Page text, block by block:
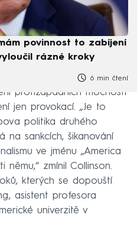
povinnost to zabíjení
rázné kroky
6 min čtení
protizápadních mocností
jen provokací. „Je to
politika druhého
na sankcích, šikanování
ve jménu „America
zmínil Collinson.
kterých se dopouští
asistent profesora
univerzitě v